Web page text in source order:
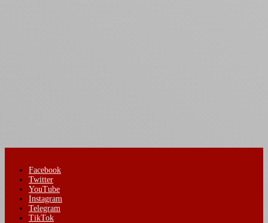
Facebook
Twitter
YouTube
Instagram
Telegram
TikTok